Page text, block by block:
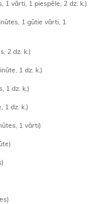
1 vārti, 1 piespēle, 2 dz. k.)
1 gūtie vārti, 1
2 dz. k.)
1 dz. k.)
1 dz. k.)
1 dz. k.)
1 vārti)